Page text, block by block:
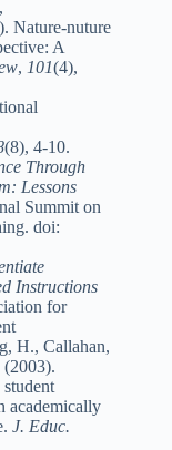
Nature-nuture
A
, 101(4),
(8), 4-10.
Through
Lessons
Summit on
doi:
Instructions
for
H., Callahan,
academically
J. Educ.